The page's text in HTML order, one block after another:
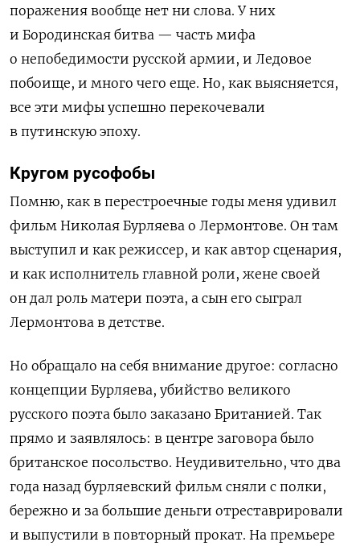
поражения вообще нет ни слова. У них
и Бородинская битва — часть мифа
о непобедимости русской армии, и Ледовое
побоище, и много чего еще. Но, как выясняется,
все эти мифы успешно перекочевали
в путинскую эпоху.
Кругом русофобы
Помню, как в перестроечные годы меня удивил
фильм Николая Бурляева о Лермонтове. Он там
выступил и как режиссер, и как автор сценария,
и как исполнитель главной роли, жене своей
он дал роль матери поэта, а сын его сыграл
Лермонтова в детстве.
Но обращало на себя внимание другое: согласно
концепции Бурляева, убийство великого
русского поэта было заказано Британией. Так
прямо и заявлялось: в центре заговора было
британское посольство. Неудивительно, что два
года назад бурляевский фильм сняли с полки,
бережно и за большие деньги отреставрировали
и выпустили в повторный прокат. На премьере